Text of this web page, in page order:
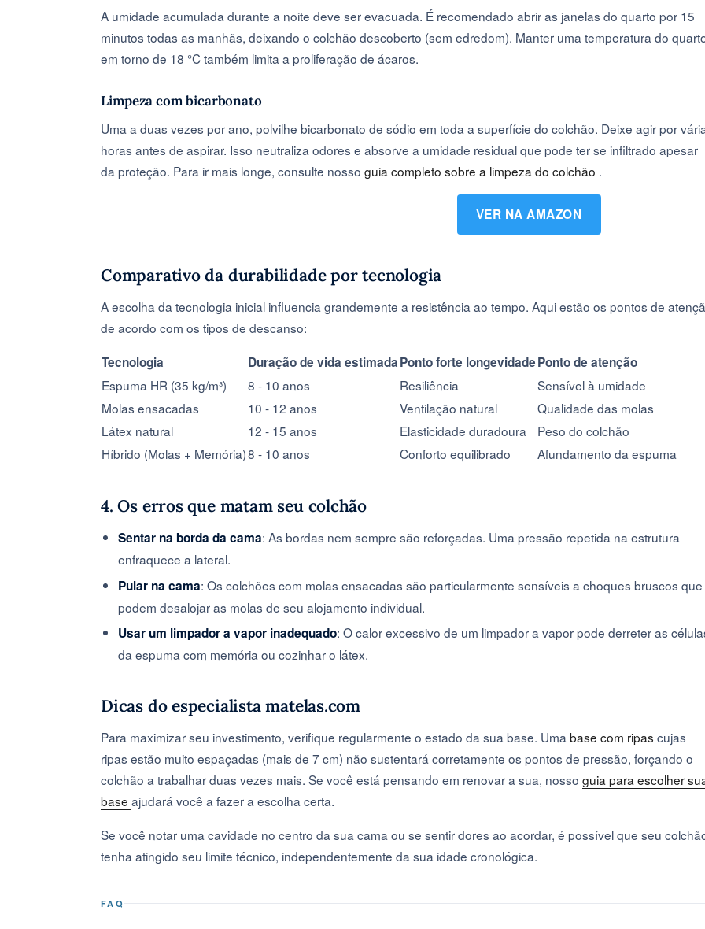
A umidade acumulada durante a noite deve ser evacuada. É recomendado abrir as janelas do quarto por 15
minutos todas as manhãs, deixando o colchão descoberto (sem edredom). Manter uma temperatura do
em torno de 18 °C também limita a proliferação de ácaros.
Limpeza com bicarbonato
Uma a duas vezes por ano, polvilhe bicarbonato de sódio em toda a superfície do colchão. Deixe agir por
horas antes de aspirar. Isso neutraliza odores e absorve a umidade residual que pode ter se infiltrado apesar
da proteção. Para ir mais longe, consulte nosso guia completo sobre a limpeza do colchão .
VER NA AMAZON
Comparativo da durabilidade por tecnologia
A escolha da tecnologia inicial influencia grandemente a resistência ao tempo. Aqui estão os pontos de
de acordo com os tipos de descanso:
Tecnologia
Duração de vida estimadaPonto forte longevidadePonto de atenção
Espuma HR (35 kg/m³)
8 - 10 anos Resiliência
Sensível à umidade
Molas ensacadas
10 - 12 anos Ventilação natural
Qualidade das molas
Látex natural
12 - 15 anos Elasticidade duradoura
Peso do colchão
Híbrido (Molas + Memória)8 - 10 anos Conforto equilibrado Afundamento da espuma
4. Os erros que matam seu colchão
Sentar na borda da cama: As bordas nem sempre são reforçadas. Uma pressão repetida na estrutura
enfraquece a lateral.
Pular na cama: Os colchões com molas ensacadas são particularmente sensíveis a choques bruscos que
podem desalojar as molas de seu alojamento individual.
Usar um limpador a vapor inadequado: O calor excessivo de um limpador a vapor pode derreter as
da espuma com memória ou cozinhar o látex.
Dicas do especialista matelas.com
Para maximizar seu investimento, verifique regularmente o estado da sua base. Uma base com ripas cujas
ripas estão muito espaçadas (mais de 7 cm) não sustentará corretamente os pontos de pressão, forçando o
colchão a trabalhar duas vezes mais. Se você está pensando em renovar a sua, nosso guia para escolher
base ajudará você a fazer a escolha certa.
Se você notar uma cavidade no centro da sua cama ou se sentir dores ao acordar, é possível que seu
tenha atingido seu limite técnico, independentemente da sua idade cronológica.
FAQ